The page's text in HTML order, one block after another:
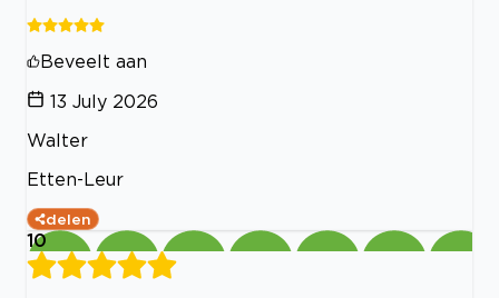
Beveelt aan
13 July 2026
Walter
Etten-Leur
delen
10